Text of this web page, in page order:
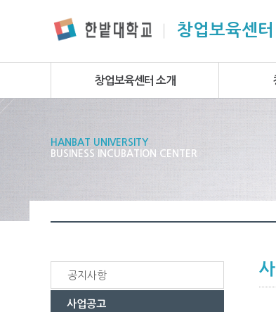
창업보육센
창업보육센터 소개
HANBAT UNIVERSITY
BUSINESS INCUBATION CENTER
공지사항
사업공고